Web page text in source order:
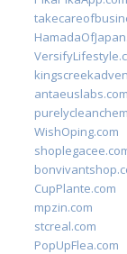
antaeuslabs.com
WishOping.com
CupPlante.com
mpzin.com
stcreal.com
PopUpFlea.com